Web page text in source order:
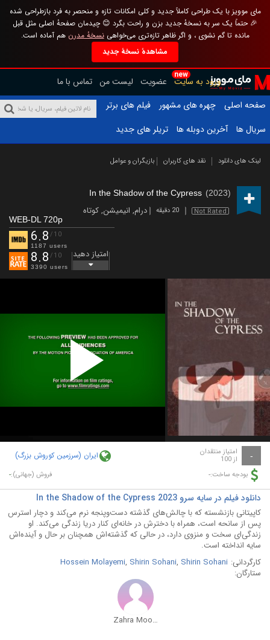
مای موویز با یک طراحی کاملاً جدید و کلی امکانات تازه و منحصر به فرد بازطراحی شده
🎉 حتماً یک سر به نسخهٔ جدید بزن و راحت بگرد 😊 چیدمان صفحهٔ اصلی مثل قبل
مانده تا گم نشوی ، و اگر ظاهر تازه‌تری می‌خواهینسخهٔ مدرن هم آماده است.
مشاهدهٔ نسخهٔ جدید
new
ورود به سایت عضویت لیست من تماس با ما
صفحه اصلی
چهره های مشهور
فیلم های برتر
سریال ها
آخرین دوبله ها تریلر های جدید
لینک های دانلود نقد های کاربران بازیگران و عوامل
In the Shadow of the Cypress (2023)
Not Rated 20 دقیقه درام, انیمیشن,کوتاه
WEB-DL 720p
6.8 /10
1187 users
8.8 /10
3390 users
امتیاز دهید
Play
Video
- امتیاز منتقدان
از 100 ایران (سرزمین کوروش بزرگ)
بودجه ساخت:- فروش (جهانی):-
دانلود فیلم در سایه سرو In the Shadow of the Cypress 2023
کاپیتانی بازنشسته که با چالش‌های گذشته دست‌وپنجه نرم می‌کند و دچار استرس
پس از سانحه است، همراه با دخترش در خانه‌ای کنار دریا زندگی می‌کند. او
زندگی‌ای سخت و منزوی دارد، در حالی که گذشته‌اش همچنان بر حال و آینده‌اش
سایه انداخته است.
کارگردانی:
Hossein Molayemi, Shirin Sohani, Shirin Sohani
ستارگان:
Zahra Moosavi